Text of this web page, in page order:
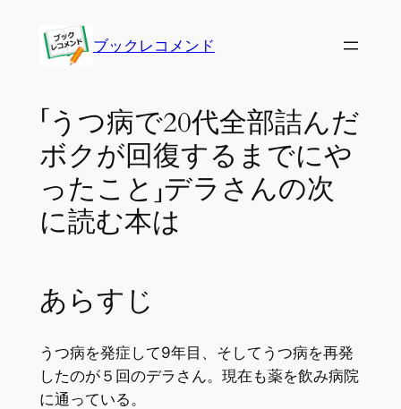
ブックレコメンド
「うつ病で20代全部詰んだ
ボクが回復するまでにや
ったこと」デラさんの次
に読む本は
あらすじ
うつ病を発症して9年目、そしてうつ病を再発
したのが５回のデラさん。現在も薬を飲み病院
に通っている。